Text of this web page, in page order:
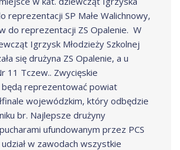
reprezentacji SP Małe Walichnowy,
do reprezentacji ZS Opalenie. W
Igrzysk Młodzieży Szkolnej
się drużyna ZS Opalenie, a u
11 Tczew.. Zwycięskie
reprezentować powiat
wojewódzkim, który odbędzie
br. Najlepsze drużyny
ufundowanym przez PCS
w zawodach wszystkie